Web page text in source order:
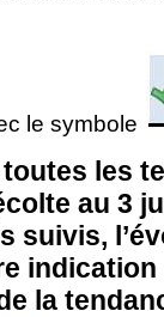
le symbole
les
au 3
suivis,
indication
la